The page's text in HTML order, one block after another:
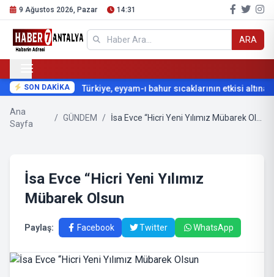
9 Ağustos 2026, Pazar 14:31
ARA
SON DAKİKA Türkiye, eyyam-ı bahur sıcaklarının etkisi altına
Ana
Sayfa
/ GÜNDEM /
İsa Evce “Hicri Yeni Yılımız
Mübarek Olsun
Paylaş: Facebook Twitter WhatsApp